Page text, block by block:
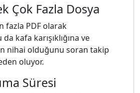
Çok Fazla Dosya
fazla PDF olarak
da kafa karışıklığına ve
nihai olduğunu soran takip
oluyor.
Süresi